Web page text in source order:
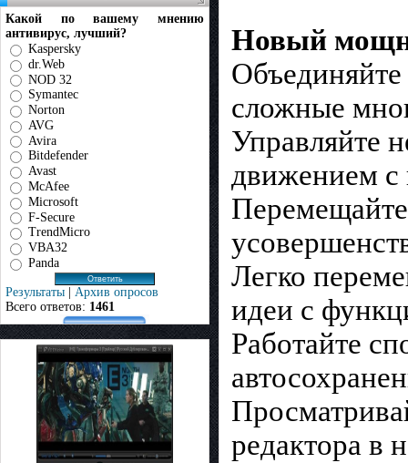
Какой по вашему мнению
антивирус, лучший?
Kaspersky
dr.Web
NOD 32
Symantec
Norton
AVG
Avira
Bitdefender
Avast
McAfee
Microsoft
F-Secure
TrendMicro
VBA32
Panda
Результаты | Архив опросов
Всего ответов: 1461
Новый
Объединяйте
сложные
Управляйте
движением с
Легко
идеи с
Работайте
редактора в